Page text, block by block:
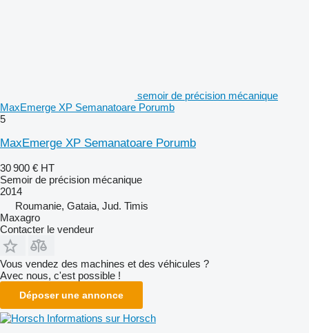
semoir de précision mécanique
MaxEmerge XP Semanatoare Porumb
5
MaxEmerge XP Semanatoare Porumb
30 900 € HT
Semoir de précision mécanique
2014
Roumanie, Gataia, Jud. Timis
Maxagro
Contacter le vendeur
Vous vendez des machines et des véhicules ?
Avec nous, c'est possible !
Déposer une annonce
Informations sur Horsch